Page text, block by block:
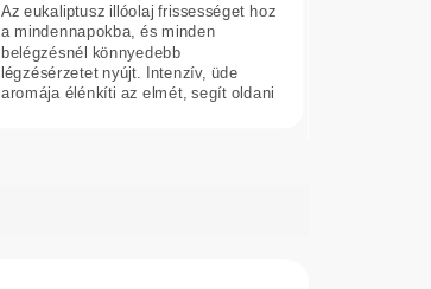
Az eukaliptusz illóolaj frissességet hoz
a mindennapokba, és minden
belégzésnél könnyedebb
légzésérzetet nyújt. Intenzív, üde
aromája élénkíti az elmét, segít oldani